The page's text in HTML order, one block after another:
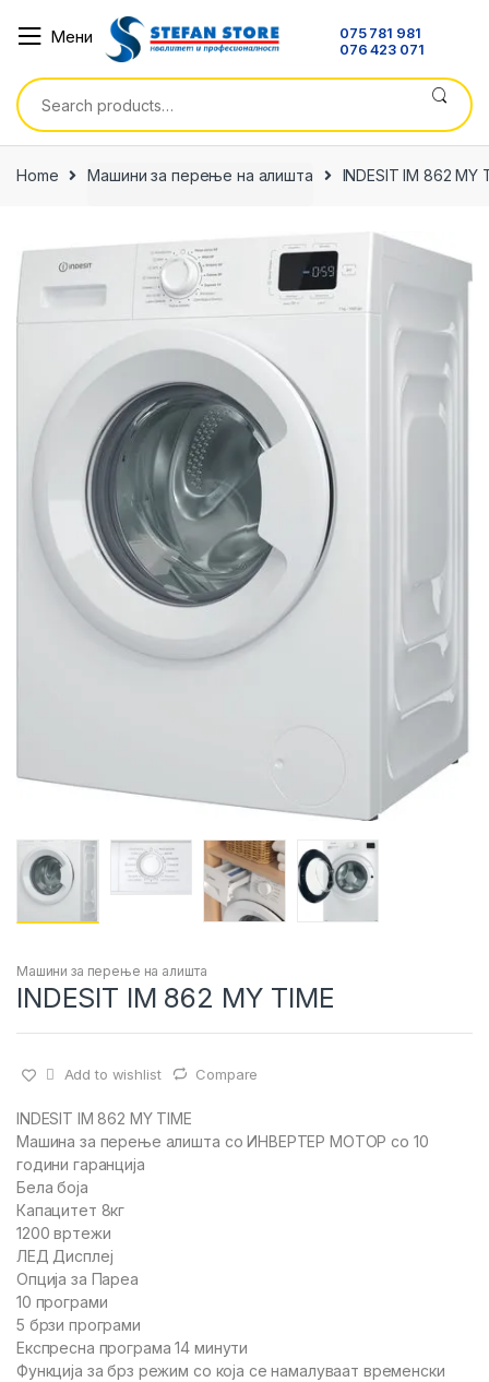
Мени
075 781 981
076 423 071
Search
for:
Home Машини за перење на алишта INDESIT IM 862 MY
Машини за перење на алишта
INDESIT IM 862 MY TIME
Add to wishlist Compare
INDESIT IM 862 MY TIME
Машина за перење алишта со ИНВЕРТЕР МОТОР со 10
години гаранција
Бела боја
Капацитет 8кг
1200 вртежи
ЛЕД Дисплеј
Опција за Пареа
10 програми
5 брзи програми
Експресна програма 14 минути
Функција за брз режим со која се намалуваат временски